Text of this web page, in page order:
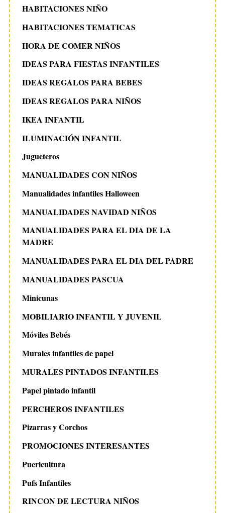
HABITACIONES NIÑO
HABITACIONES TEMATICAS
HORA DE COMER NIÑOS
IDEAS PARA FIESTAS INFANTILES
IDEAS REGALOS PARA BEBES
IDEAS REGALOS PARA NIÑOS
IKEA INFANTIL
ILUMINACIÓN INFANTIL
Jugueteros
MANUALIDADES CON NIÑOS
Manualidades infantiles Halloween
MANUALIDADES NAVIDAD NIÑOS
MANUALIDADES PARA EL DIA DE LA
MADRE
MANUALIDADES PARA EL DIA DEL PADRE
MANUALIDADES PASCUA
Minicunas
MOBILIARIO INFANTIL Y JUVENIL
Móviles Bebés
Murales infantiles de papel
MURALES PINTADOS INFANTILES
Papel pintado infantil
PERCHEROS INFANTILES
Pizarras y Corchos
PROMOCIONES INTERESANTES
Puericultura
Pufs Infantiles
RINCON DE LECTURA NIÑOS